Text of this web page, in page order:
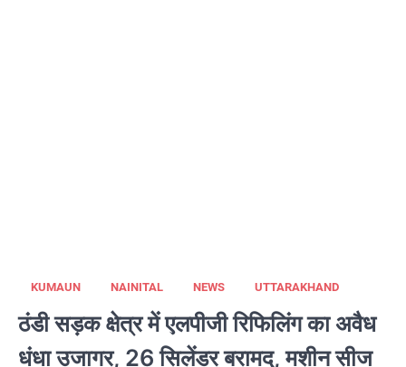
KUMAUN NAINITAL NEWS UTTARAKHAND
ठंडी सड़क क्षेत्र में एलपीजी रिफिलिंग का अवैध
धंधा उजागर, 26 सिलेंडर बरामद, मशीन सीज